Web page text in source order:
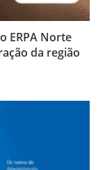
ERPA Norte
da região